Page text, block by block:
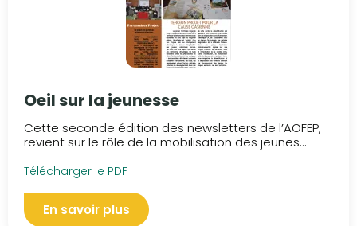
Oeil sur la jeunesse
Cette seconde édition des newsletters de l’AOFEP,
revient sur le rôle de la mobilisation des jeunes...
Télécharger le PDF
En savoir plus